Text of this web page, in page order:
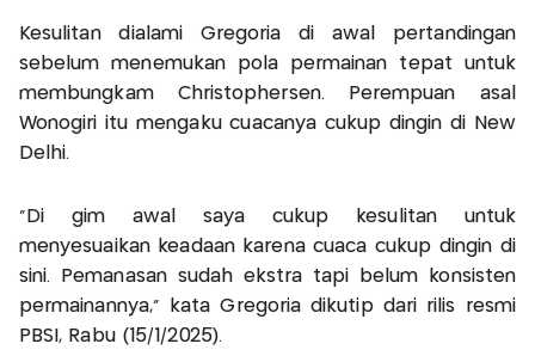
Kesulitan dialami Gregoria di awal pertandingan
sebelum menemukan pola permainan tepat untuk
membungkam Christophersen. Perempuan asal
Wonogiri itu mengaku cuacanya cukup dingin di New
Delhi.
“Di gim awal saya cukup kesulitan untuk
menyesuaikan keadaan karena cuaca cukup dingin di
sini. Pemanasan sudah ekstra tapi belum konsisten
permainannya,” kata Gregoria dikutip dari rilis resmi
PBSI, Rabu (15/1/2025).